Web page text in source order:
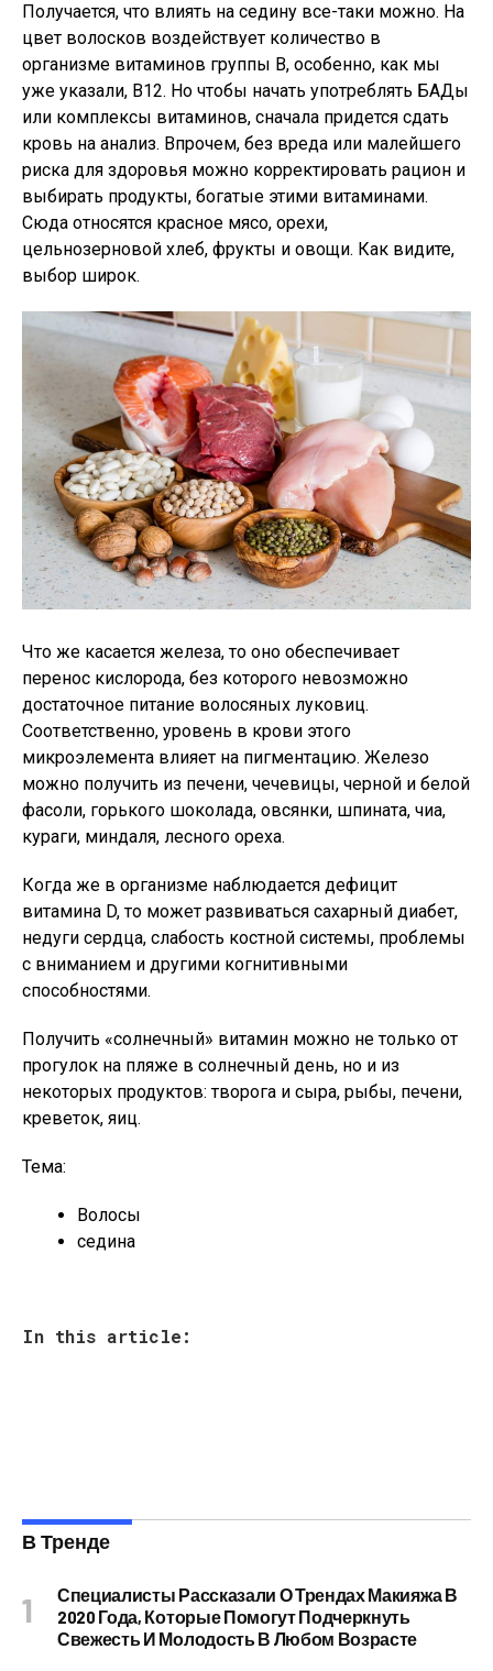
Получается, что влиять на седину все-таки можно. На
цвет волосков воздействует количество в
организме витаминов группы В, особенно, как мы
уже указали, В12. Но чтобы начать употреблять БАДы
или комплексы витаминов, сначала придется сдать
кровь на анализ. Впрочем, без вреда или малейшего
риска для здоровья можно корректировать рацион и
выбирать продукты, богатые этими витаминами.
Сюда относятся красное мясо, орехи,
цельнозерновой хлеб, фрукты и овощи. Как видите,
выбор широк.
Что же касается железа, то оно обеспечивает
перенос кислорода, без которого невозможно
достаточное питание волосяных луковиц.
Соответственно, уровень в крови этого
микроэлемента влияет на пигментацию. Железо
можно получить из печени, чечевицы, черной и белой
фасоли, горького шоколада, овсянки, шпината, чиа,
кураги, миндаля, лесного ореха.
Когда же в организме наблюдается дефицит
витамина D, то может развиваться сахарный диабет,
недуги сердца, слабость костной системы, проблемы
с вниманием и другими когнитивными
способностями.
Получить «солнечный» витамин можно не только от
прогулок на пляже в солнечный день, но и из
некоторых продуктов: творога и сыра, рыбы, печени,
креветок, яиц.
Тема:
Волосы
седина
In this article:
В Тренде
Специалисты Рассказали О Трендах Макияжа В
2020 Года, Которые Помогут Подчеркнуть
Свежесть И Молодость В Любом Возрасте